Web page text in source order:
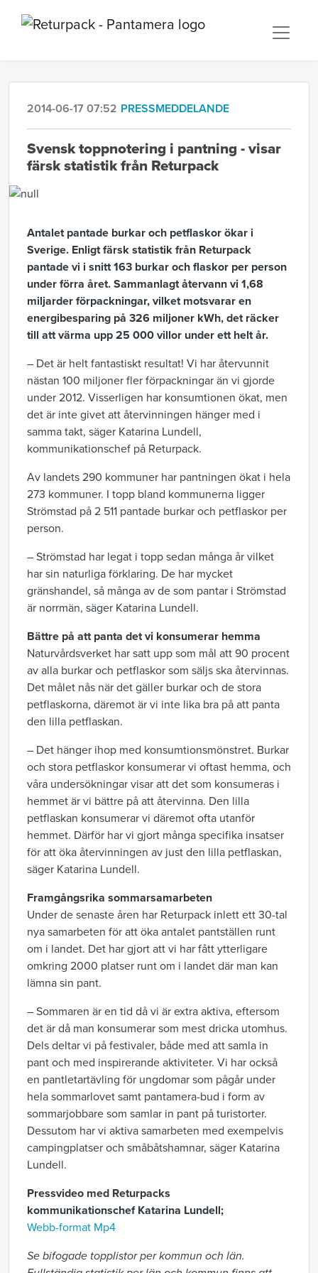
2014-06-17 07:52 PRESSMEDDELANDE
Svensk toppnotering i pantning - visar
färsk statistik från Returpack
Antalet pantade burkar och petflaskor ökar i
Sverige. Enligt färsk statistik från Returpack
pantade vi i snitt 163 burkar och flaskor per person
under förra året. Sammanlagt återvann vi 1,68
miljarder förpackningar, vilket motsvarar en
energibesparing på 326 miljoner kWh, det räcker
till att värma upp 25 000 villor under ett helt år.
– Det är helt fantastiskt resultat! Vi har återvunnit
nästan 100 miljoner fler förpackningar än vi gjorde
under 2012. Visserligen har konsumtionen ökat, men
det är inte givet att återvinningen hänger med i
samma takt, säger Katarina Lundell,
kommunikationschef på Returpack.
Av landets 290 kommuner har pantningen ökat i hela
273 kommuner. I topp bland kommunerna ligger
Strömstad på 2 511 pantade burkar och petflaskor per
person.
– Strömstad har legat i topp sedan många år vilket
har sin naturliga förklaring. De har mycket
gränshandel, så många av de som pantar i Strömstad
är norrmän, säger Katarina Lundell.
Bättre på att panta det vi konsumerar hemma
Naturvårdsverket har satt upp som mål att 90 procent
av alla burkar och petflaskor som säljs ska återvinnas.
Det målet nås när det gäller burkar och de stora
petflaskorna, däremot är vi inte lika bra på att panta
den lilla petflaskan.
– Det hänger ihop med konsumtionsmönstret. Burkar
och stora petflaskor konsumerar vi oftast hemma, och
våra undersökningar visar att det som konsumeras i
hemmet är vi bättre på att återvinna. Den lilla
petflaskan konsumerar vi däremot ofta utanför
hemmet. Därför har vi gjort många specifika insatser
för att öka återvinningen av just den lilla petflaskan,
säger Katarina Lundell.
Framgångsrika sommarsamarbeten
Under de senaste åren har Returpack inlett ett 30-tal
nya samarbeten för att öka antalet pantställen runt
om i landet. Det har gjort att vi har fått ytterligare
omkring 2000 platser runt om i landet där man kan
lämna sin pant.
– Sommaren är en tid då vi är extra aktiva, eftersom
det är då man konsumerar som mest dricka utomhus.
Dels deltar vi på festivaler, både med att samla in
pant och med inspirerande aktiviteter. Vi har också
en pantletartävling för ungdomar som pågår under
hela sommarlovet samt pantamera-bud i form av
sommarjobbare som samlar in pant på turistorter.
Dessutom har vi aktiva samarbeten med exempelvis
campingplatser och småbåtshamnar, säger Katarina
Lundell.
Pressvideo med Returpacks
kommunikationschef Katarina Lundell;
Webb-format Mp4
Se bifogade topplistor per kommun och län.